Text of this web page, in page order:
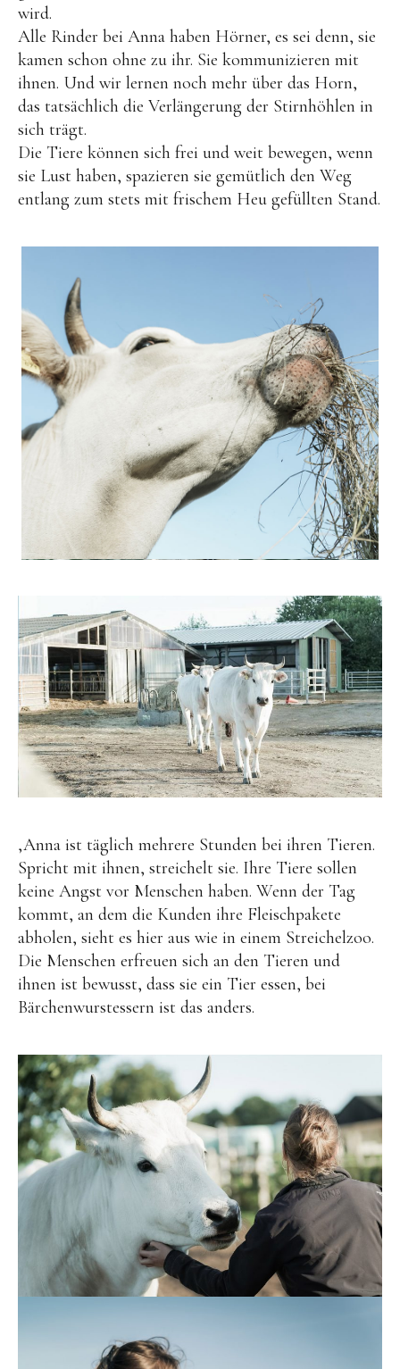
wird.
Alle Rinder bei Anna haben Hörner, es sei denn, sie
kamen schon ohne zu ihr. Sie kommunizieren mit
ihnen. Und wir lernen noch mehr über das Horn,
das tatsächlich die Verlängerung der Stirnhöhlen in
sich trägt.
Die Tiere können sich frei und weit bewegen, wenn
sie Lust haben, spazieren sie gemütlich den Weg
entlang zum stets mit frischem Heu gefüllten Stand.
,Anna ist täglich mehrere Stunden bei ihren Tieren.
Spricht mit ihnen, streichelt sie. Ihre Tiere sollen
keine Angst vor Menschen haben. Wenn der Tag
kommt, an dem die Kunden ihre Fleischpakete
abholen, sieht es hier aus wie in einem Streichelzoo.
Die Menschen erfreuen sich an den Tieren und
ihnen ist bewusst, dass sie ein Tier essen, bei
Bärchenwurstessern ist das anders.